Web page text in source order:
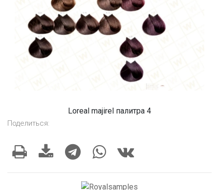
Loreal majirel палитра 4
Поделиться: